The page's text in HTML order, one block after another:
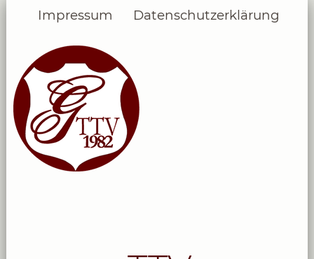
Impressum Datenschutzerklärung